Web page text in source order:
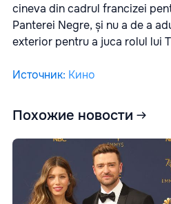
cineva din cadrul francizei
Panterei Negre, și nu a de a
exterior pentru a juca rolul lui
Источник: Кино
Похожие новости